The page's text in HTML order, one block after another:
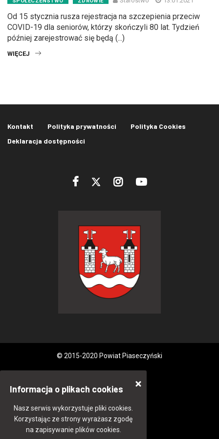
Od 15 stycznia rusza rejestracja na szczepienia przeciw
COVID-19 dla seniorów, którzy skończyli 80 lat. Tydzień
później zarejestrować się będą (...)
WIĘCEJ
Kontakt Polityka prywatności
Polityka Cookies
Deklaracja dostępności
© 2015-2020 Powiat Piaseczyński
Informacja o plikach cookies
Nasz serwis wykorzystuje pliki cookies.
Korzystając ze strony wyrażasz zgodę
na zapisywanie plików cookies.